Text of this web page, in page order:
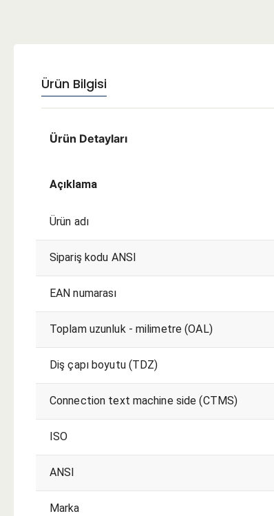
Ürün Bilgisi
Ürün Detayları
Açıklama
Ürün adı
Sipariş kodu ANSI
EAN numarası
Toplam uzunluk - milimetre (OAL)
Diş çapı boyutu (TDZ)
Connection text machine side (CTMS)
ISO
ANSI
Marka